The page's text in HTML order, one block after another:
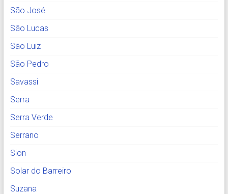
São José
São Lucas
São Luiz
São Pedro
Savassi
Serra
Serra Verde
Serrano
Sion
Solar do Barreiro
Suzana